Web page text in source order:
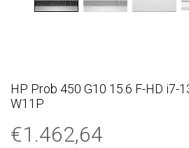
HP Prob 450 G10 15.6 F-HD i7-
W11P
€1.462,64